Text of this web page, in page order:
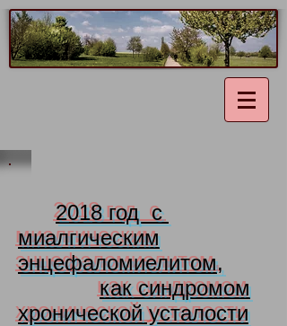
2018 год с
миалгическим
энцефаломиелитом,
каксиндромом
хронической усталости